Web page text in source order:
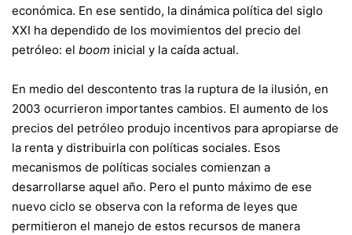
económica. En ese sentido, la dinámica política del siglo
XXI ha dependido de los movimientos del precio del
petróleo: el boom inicial y la caída actual.
En medio del descontento tras la ruptura de la ilusión, en
2003 ocurrieron importantes cambios. El aumento de los
precios del petróleo produjo incentivos para apropiarse de
la renta y distribuirla con políticas sociales. Esos
mecanismos de políticas sociales comienzan a
desarrollarse aquel año. Pero el punto máximo de ese
nuevo ciclo se observa con la reforma de leyes que
permitieron el manejo de estos recursos de manera